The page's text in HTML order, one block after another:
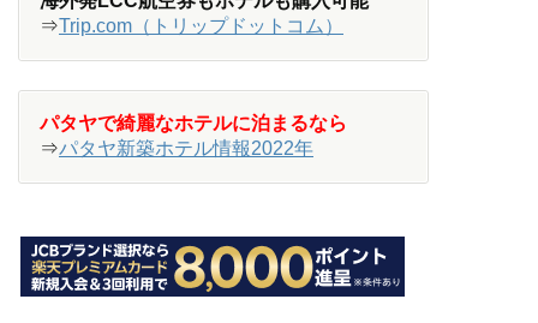
⇒Trip.com（トリップドットコム）
パタヤで綺麗なホテルに泊まるなら
⇒パタヤ新築ホテル情報2022年